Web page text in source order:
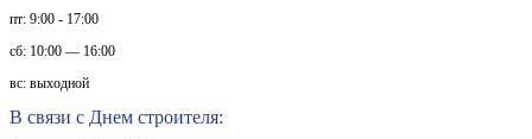
пт: 9:00 - 17:00
сб: 10:00 — 16:00
вс: выходной
В связи с Днем строителя: